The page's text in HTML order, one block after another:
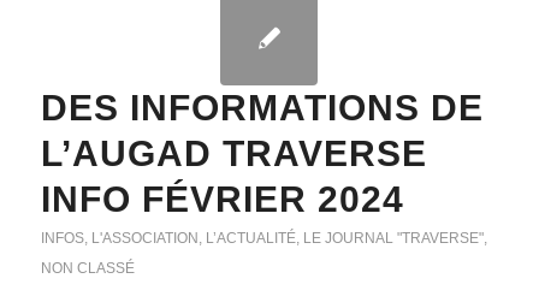
DES INFORMATIONS DE
L’AUGAD TRAVERSE
INFO FÉVRIER 2024
INFOS, L'ASSOCIATION L’ACTUALITÉ, LE JOURNAL "TRAVERSE",
NON CLASSÉ